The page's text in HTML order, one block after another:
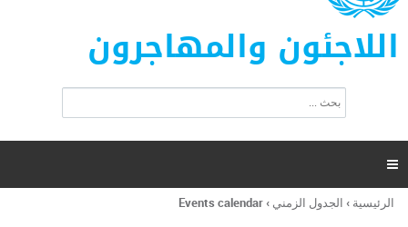
اللاجئون والمهاجرون
ت
ر
ب

أنت
الرئيسية › الجدول الزمني ›
Events calendar